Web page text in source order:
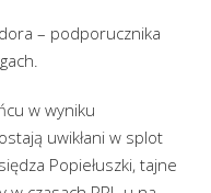
– podporucznika
w wyniku
uwikłani w splot
Popiełuszki, tajne